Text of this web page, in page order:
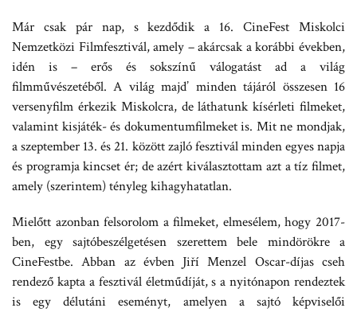
Már csak pár nap, s kezdődik a 16. CineFest Miskolci
Nemzetközi Filmfesztivál, amely – akárcsak a korábbi években,
idén is – erős és sokszínű válogatást ad a világ
filmművészetéből. A világ majd’ minden tájáról összesen 16
versenyfilm érkezik Miskolcra, de láthatunk kísérleti filmeket,
valamint kisjáték- és dokumentumfilmeket is. Mit ne mondjak,
a szeptember 13. és 21. között zajló fesztivál minden egyes napja
és programja kincset ér; de azért kiválasztottam azt a tíz filmet,
amely (szerintem) tényleg kihagyhatatlan.
Mielőtt azonban felsorolom a filmeket, elmesélem, hogy 2017-
ben, egy sajtóbeszélgetésen szerettem bele mindörökre a
CineFestbe. Abban az évben Jiří Menzel Oscar-díjas cseh
rendező kapta a fesztivál életműdíját, s a nyitónapon rendeztek
is egy délutáni eseményt, amelyen a sajtó képviselői